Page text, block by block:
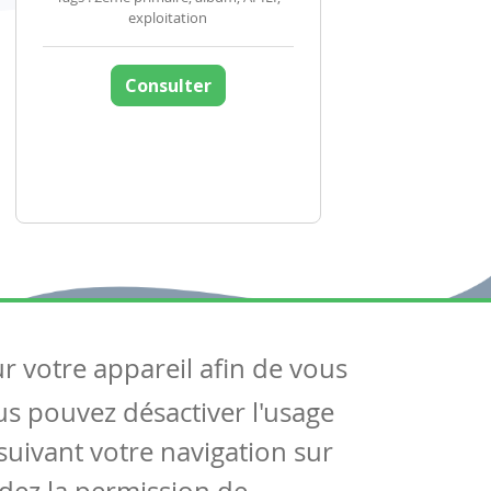
exploitation
Consulter
nous
nous
scolaire
votre appareil afin de vous
pouvez désactiver l'usage
votre navigation sur